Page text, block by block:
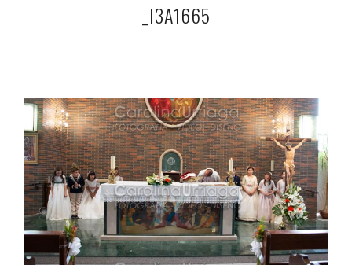
_I3A1665